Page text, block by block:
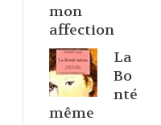
mon
affection
La
Bo
nté
même